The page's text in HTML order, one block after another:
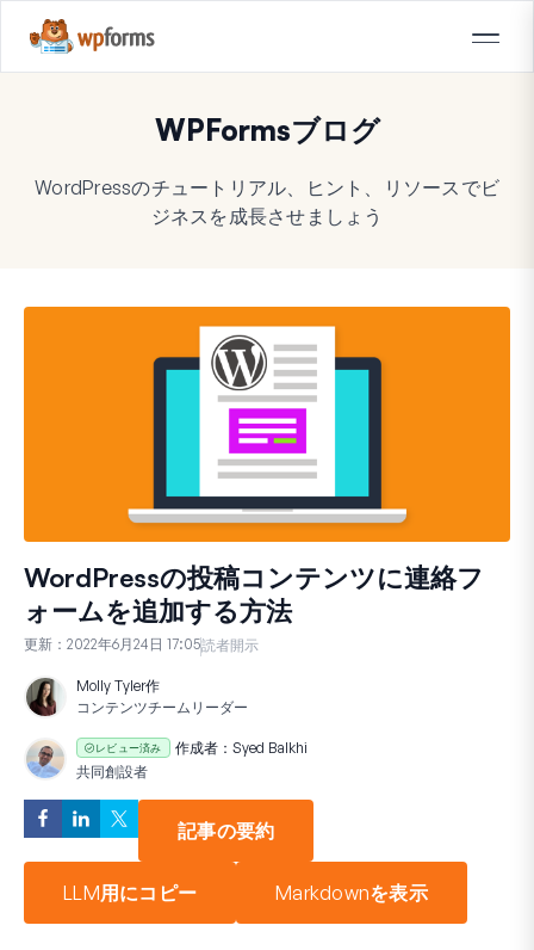
WPFormsブログ
WordPressのチュートリアル、ヒント、リソースでビ
ジネスを成長させましょう
WordPressの投稿コンテンツに連絡フ
ォームを追加する方法
更新： 2022年6月24日 17:05読者開示
Molly Tyler作
コンテンツチームリーダー
レビュー済み 作成者： Syed Balkhi
共同創設者
記事の要約
LLM用にコピー Markdownを表示